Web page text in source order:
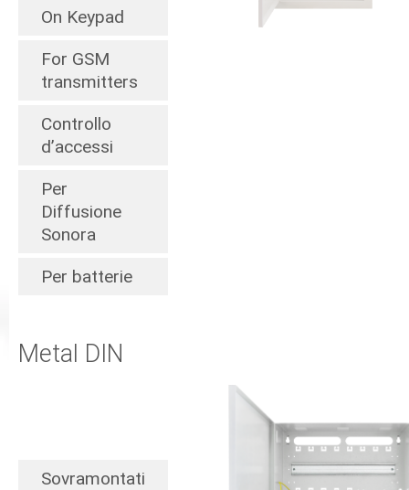
On Keypad
For GSM
transmitters
Controllo
d’accessi
Per
Diffusione
Sonora
Per batterie
Metal DIN
Sovramontati